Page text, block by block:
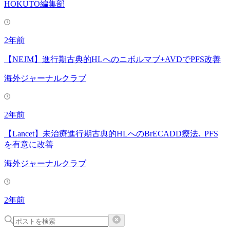
HOKUTO編集部
2年前
【NEJM】進行期古典的HLへのニボルマブ+AVDでPFS改善
海外ジャーナルクラブ
2年前
【Lancet】未治療進行期古典的HLへのBrECADD療法､ PFS
を有意に改善
海外ジャーナルクラブ
2年前